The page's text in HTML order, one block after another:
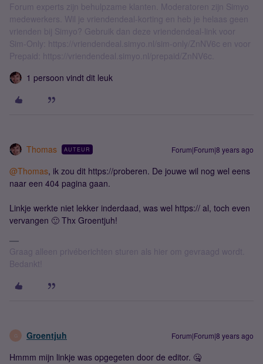
Forum experts zijn behulpzame klanten. Moderatoren zijn Simyo
medewerkers. Wil je vriendendeal-korting en heb je helaas geen
vrienden bij Simyo? Gebruik dan deze vriendendeal-link voor
Sim-Only: https://vriendendeal.simyo.nl/sim-only/ZnNV6c en voor
Prepaid: https://vriendendeal.simyo.nl/prepaid/ZnNV6c.
1 persoon vindt dit leuk
Thomas AUTEUR Forum|Forum|8 years ago
@Thomas, ik zou dit https://proberen. De jouwe wil nog wel eens
naar een 404 pagina gaan.
Linkje werkte niet lekker inderdaad, was wel https:// al, toch even
vervangen 🙂 Thx Groentjuh!
Graag alleen privéberichten sturen als hier om gevraagd wordt.
Bedankt!
G Groentjuh Forum|Forum|8 years ago
Hmmm mijn linkje was opgegeten door de editor. 🤐